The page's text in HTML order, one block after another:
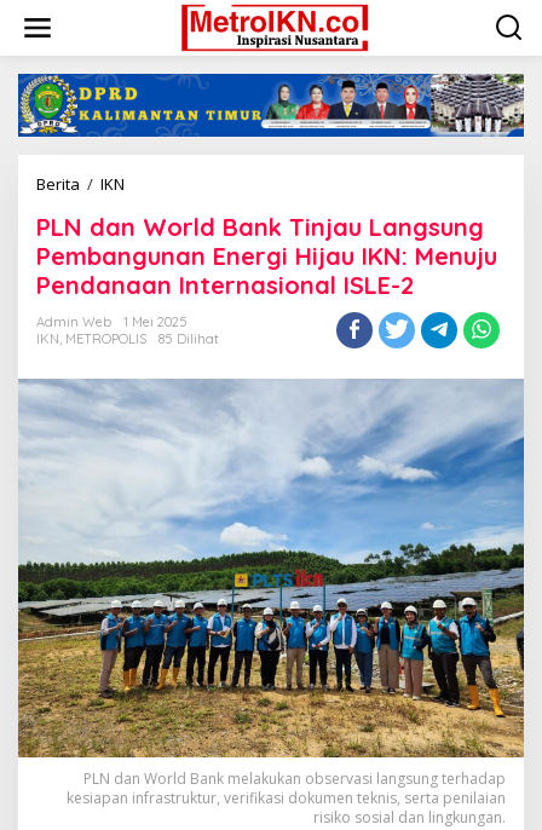
konten
Berita / IKN
World
Bank
Tinjau
Langsung
Pembangunan
Energi
IKN:
Pendanaan
Internasional
PLN dan World Bank Tinjau Langsung
Pembangunan Energi Hijau IKN: Menuju
Pendanaan Internasional ISLE-2
Admin Web
1 Mei 2025
IKN METROPOLIS 85 Dilihat
PLN dan World Bank melakukan observasi langsung terhadap
kesiapan infrastruktur, verifikasi dokumen teknis, serta penilaian
risiko sosial dan lingkungan.